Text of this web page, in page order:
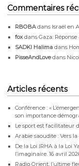
Commentaires
RBOBA dans Israël en
fox dans Gaza:
SADKI Halima dans
PisseAndLovedans
Articles récents
Conférence : «
son importance
Le sport est facilitateur
Arabie saoudite : Vers
De la Loi IRHA à la Loi
l’imaginaire. 16 avril
Radio Orient, l’ultime